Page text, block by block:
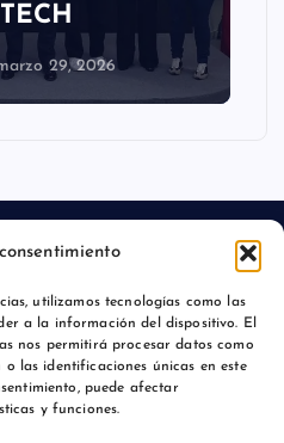
utilizamos tecnologías como las
a la información del dispositivo. El
nos permitirá procesar datos como
las identificaciones únicas en este
puede afectar
y funciones.
29, 2026